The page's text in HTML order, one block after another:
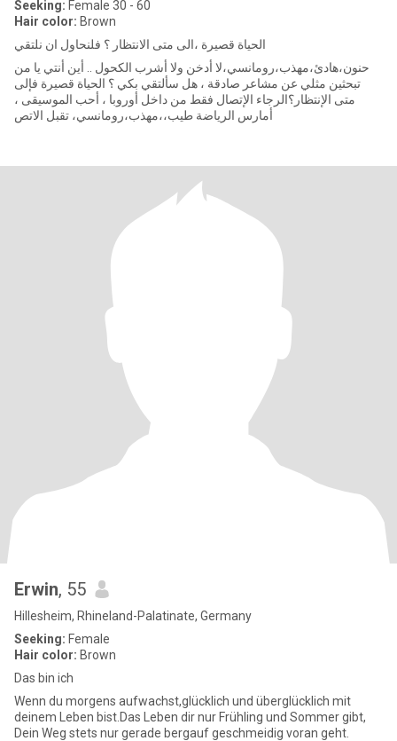
Seeking: Female 30 - 60
Hair color: Brown
الحياة قصيرة ،الى متى الانتظار ؟ فلنحاول ان نلتقي
حنون،هادئ،مهذب،رومانسي،لا أدخن ولا أشرب الكحول .. أين أنتي يا من
تبحثين مثلي عن مشاعر صادقة ، هل سألتقي بكي ؟ الحياة قصيرة فإلى
متى الإنتظار؟الرجاء الإتصال فقط من داخل أوروبا ، أحب الموسيقى ،
أمارس الرياضة طيب،،مهذب،رومانسي، تقبل الاتص
Erwin, 55
Hillesheim, Rhineland-Palatinate, Germany
Seeking: Female
Hair color: Brown
Das bin ich
Wenn du morgens aufwachst,glücklich und überglücklich mit
deinem Leben bist.Das Leben dir nur Frühling und Sommer gibt,
Dein Weg stets nur gerade bergauf geschmeidig voran geht.